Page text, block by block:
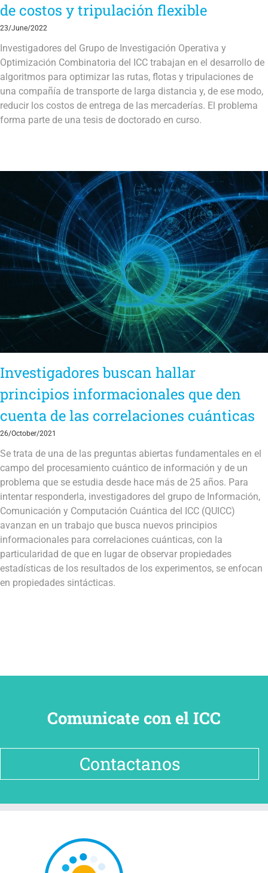
de costos y tripulación flexible
23/June/2022
Investigadores del Grupo de Investigación Operativa y
Optimización Combinatoria del ICC trabajan en el desarrollo de
algoritmos para optimizar las rutas, flotas y tripulaciones de
una compañía de transporte de larga distancia y, de ese modo,
reducir los costos de entrega de las mercaderías. El problema
forma parte de una tesis de doctorado en curso.
Investigadores buscan hallar
principios informacionales que den
cuenta de las correlaciones cuánticas
26/October/2021
Se trata de una de las preguntas abiertas fundamentales en el
campo del procesamiento cuántico de información y de un
problema que se estudia desde hace más de 25 años. Para
intentar responderla, investigadores del grupo de Información,
Comunicación y Computación Cuántica del ICC (QUICC)
avanzan en un trabajo que busca nuevos principios
informacionales para correlaciones cuánticas, con la
particularidad de que en lugar de observar propiedades
estadísticas de los resultados de los experimentos, se enfocan
en propiedades sintácticas.
Comunicate con el ICC
Contactanos